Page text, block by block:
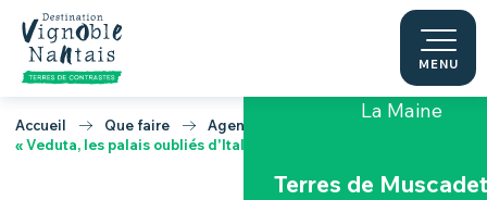
Aller
contenu
principal
MENU
Le "Porte-
La Maine
Terres de Muscadet
Accueil Que faire
Agenda
« Veduta, les palais oubliés d'Italie » Thomas Jorion